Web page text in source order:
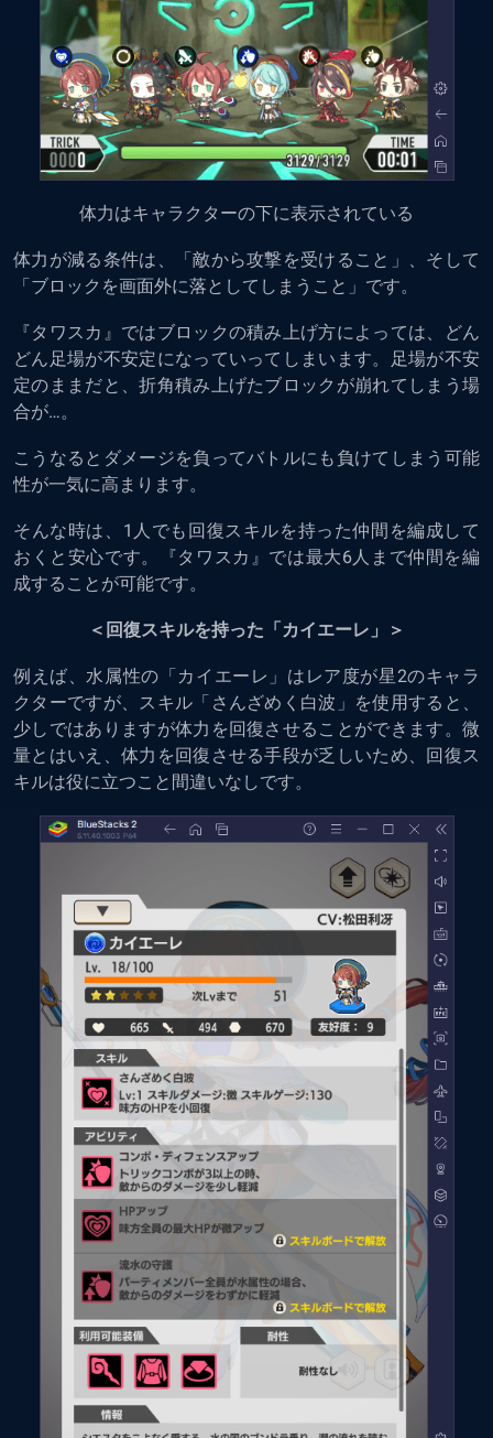
体力はキャラクターの下に表示されている
体力が減る条件は、「敵から攻撃を受けること」、そして
「ブロックを画面外に落としてしまうこと」です。
『タワスカ』ではブロックの積み上げ方によっては、どん
どん足場が不安定になっていってしまいます。足場が不安
定のままだと、折角積み上げたブロックが崩れてしまう場
合が…。
こうなるとダメージを負ってバトルにも負けてしまう可能
性が一気に高まります。
そんな時は、1人でも回復スキルを持った仲間を編成して
おくと安心です。『タワスカ』では最大6人まで仲間を編
成することが可能です。
＜回復スキルを持った「カイエーレ」＞
例えば、水属性の「カイエーレ」はレア度が星2のキャラ
クターですが、スキル「さんざめく白波」を使用すると、
少しではありますが体力を回復させることができます。微
量とはいえ、体力を回復させる手段が乏しいため、回復ス
キルは役に立つこと間違いなしです。